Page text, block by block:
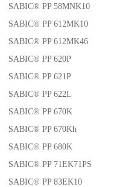
SABIC® PP 58MNK10
SABIC® PP 612MK10
SABIC® PP 612MK46
SABIC® PP 620P
SABIC® PP 621P
SABIC® PP 622L
SABIC® PP 670K
SABIC® PP 670Kh
SABIC® PP 680K
SABIC® PP 71EK71PS
SABIC® PP 83EK10